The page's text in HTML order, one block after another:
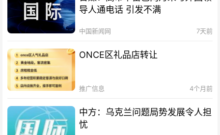
导人通电话 引发不满
中国新闻网 7天前
ONCE区礼品店转让
推广信息 4个月前
中方：乌克兰问题局势发展令人担
忧